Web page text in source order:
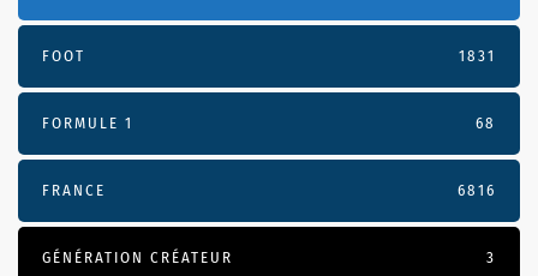
FOOT 1831
FORMULE 1 68
FRANCE 6816
GÉNÉRATION CRÉATEUR 3